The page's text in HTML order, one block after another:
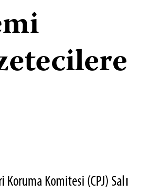
Komitesi (CPJ) Salı